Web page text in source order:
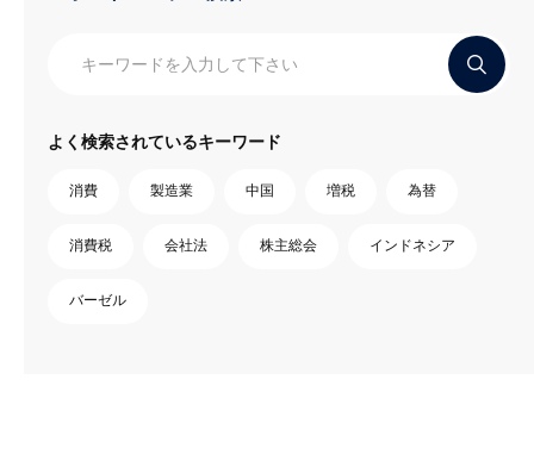
よく検索されているキーワード
消費 製造業 中国 増税 為替
消費税 会社法 株主総会 インドネシア
バーゼル